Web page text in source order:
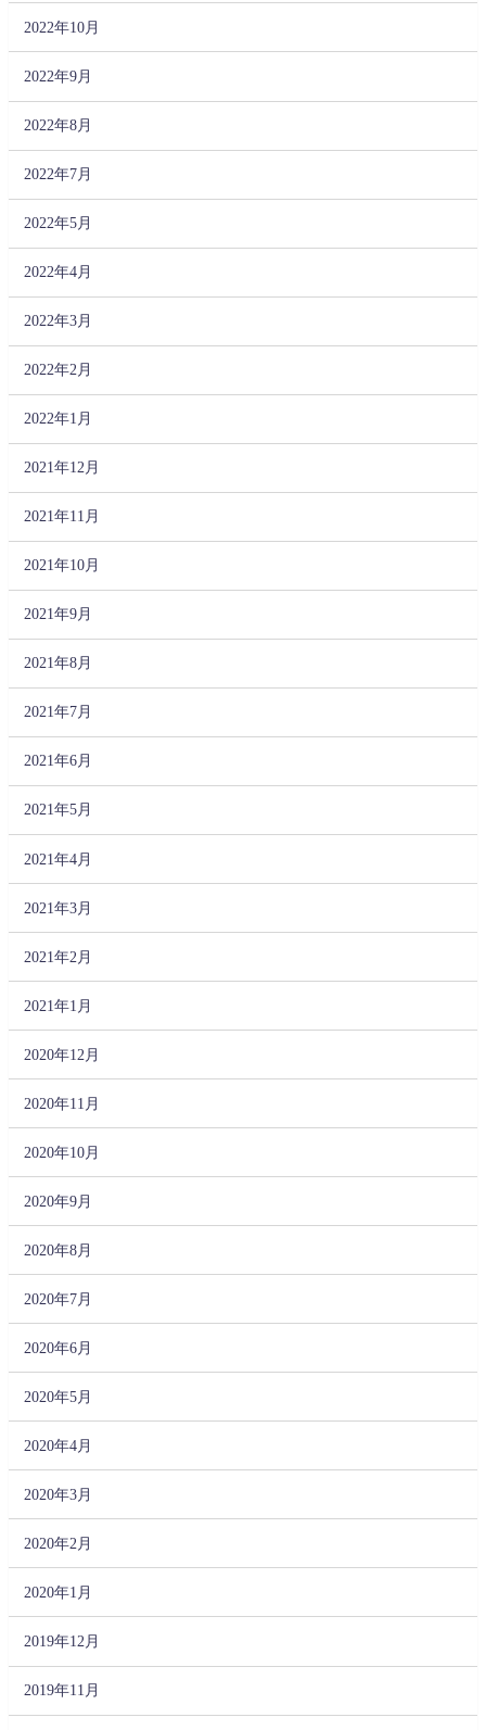
2022年10月
2022年9月
2022年8月
2022年7月
2022年5月
2022年4月
2022年3月
2022年2月
2022年1月
2021年12月
2021年11月
2021年10月
2021年9月
2021年8月
2021年7月
2021年6月
2021年5月
2021年4月
2021年3月
2021年2月
2021年1月
2020年12月
2020年11月
2020年10月
2020年9月
2020年8月
2020年7月
2020年6月
2020年5月
2020年4月
2020年3月
2020年2月
2020年1月
2019年12月
2019年11月